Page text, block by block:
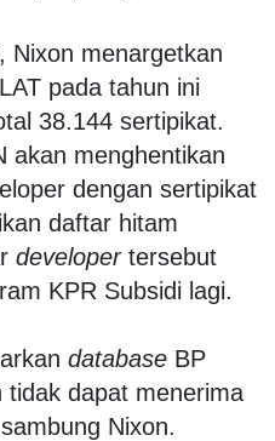
Nixon menargetkan
pada tahun ini
38.144 sertipikat.
akan menghentikan
dengan sertipikat
daftar hitam
developertersebut
KPR Subsidi lagi.
database BP
tidak dapat menerima
Nixon.